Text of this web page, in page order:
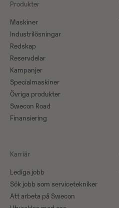
Produkter
Maskiner​
Industrilösningar
Redskap
Reservdelar
Kampanjer
Specialmaskiner
Övriga produkter
Swecon Road
Finansiering
Karriär
Lediga jobb
Sök jobb som servicetekniker
Att arbeta på Swecon